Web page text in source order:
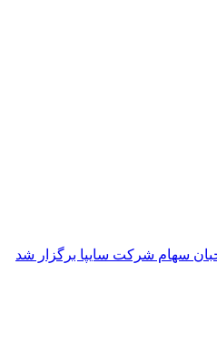
سهام شرکت سایپا برگزار شد